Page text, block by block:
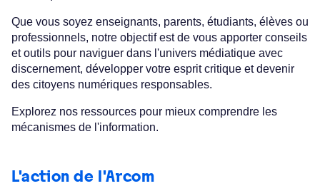
Que vous soyez enseignants, parents, étudiants, élèves ou
professionnels, notre objectif est de vous apporter conseils
et outils pour naviguer dans l'univers médiatique avec
discernement, développer votre esprit critique et devenir
des citoyens numériques responsables.
Explorez nos ressources pour mieux comprendre les
mécanismes de l'information.
L'action de l'Arcom